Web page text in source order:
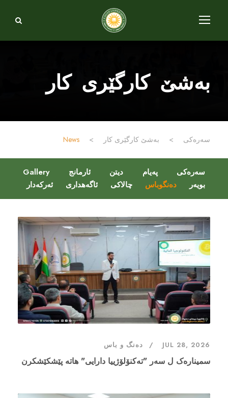
بەشێ کارگێری کار
سەرەکی > بەشێ کارگێری کار >
News
سەرەکی پەیام دیتن ئارمانج
Gallery
بویەر
دەنگوباس چالاکی ئاگەهداری ئەرکەدار
JUL 28, 2026 دەنگ و باس
سمینارەک ل سەر "تەکنۆلۆژییا دارایی" هاتە پێشکێشکرن